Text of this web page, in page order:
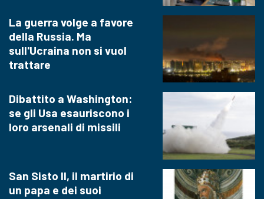
La guerra volge a favore
della Russia. Ma
sull'Ucraina non si vuol
trattare
Dibattito a Washington:
se gli Usa esauriscono i
loro arsenali di missili
San Sisto II, il martirio di
un papa e dei suoi